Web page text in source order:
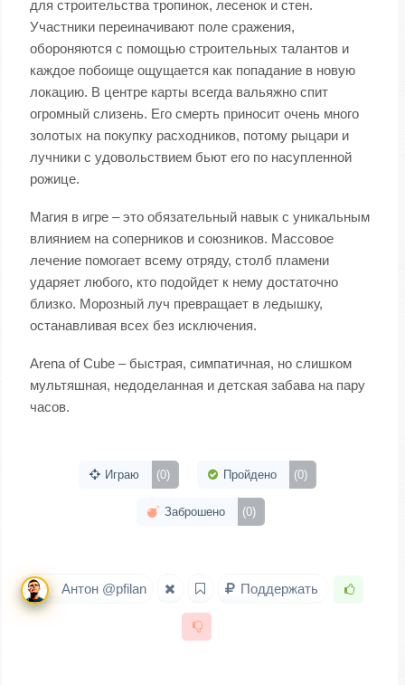
для строительства тропинок, лесенок и стен.
Участники переиначивают поле сражения,
обороняются с помощью строительных талантов и
каждое побоище ощущается как попадание в новую
локацию. В центре карты всегда вальяжно спит
огромный слизень. Его смерть приносит очень много
золотых на покупку расходников, потому рыцари и
лучники с удовольствием бьют его по насупленной
рожице.
Магия в игре – это обязательный навык с уникальным
влиянием на соперников и союзников. Массовое
лечение помогает всему отряду, столб пламени
ударяет любого, кто подойдет к нему достаточно
близко. Морозный луч превращает в ледышку,
останавливая всех без исключения.
Arena of Cube – быстрая, симпатичная, но слишком
мультяшная, недоделанная и детская забава на пару
часов.
Играю (0) Пройдено (0)
Заброшено (0)
Антон @pfilan Поддержать